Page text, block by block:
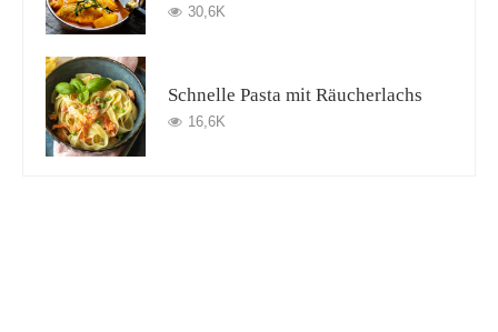
30,6K
Schnelle Pasta mit Räucherlachs
16,6K